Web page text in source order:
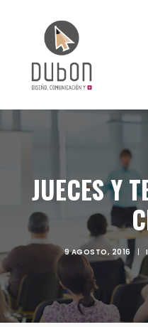
CONÓCENOS
SERVICIOS
PROYECTOS
SEARCH
JUECES Y
9 AGOSTO, 2016 |